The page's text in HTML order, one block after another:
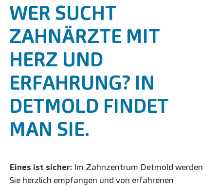
WER SUCHT
ZAHNÄRZTE MIT
HERZ UND
ERFAHRUNG? IN
DETMOLD FINDET
MAN SIE.
Eines ist sicher: Im Zahnzentrum Detmold werden
Sie herzlich empfangen und von erfahrenen